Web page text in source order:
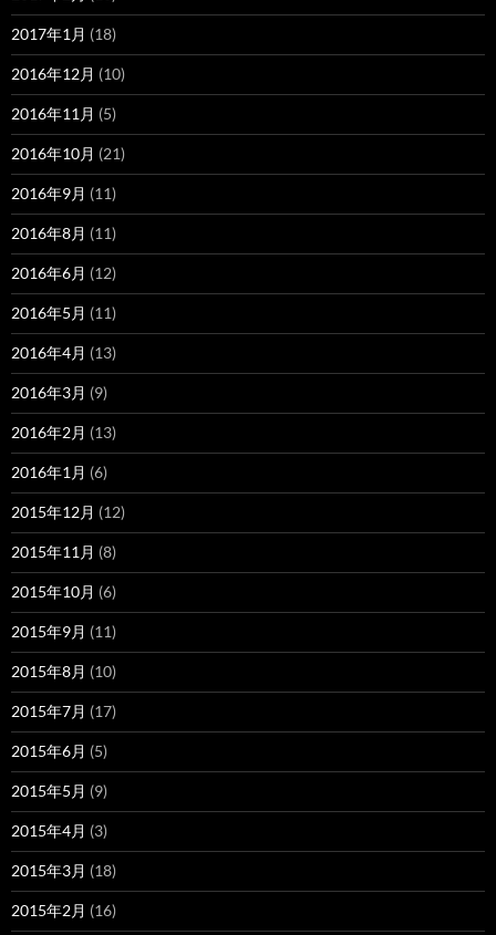
2017年1月 (18)
2016年12月 (10)
2016年11月 (5)
2016年10月 (21)
2016年9月 (11)
2016年8月 (11)
2016年6月 (12)
2016年5月 (11)
2016年4月 (13)
2016年3月 (9)
2016年2月 (13)
2016年1月 (6)
2015年12月 (12)
2015年11月 (8)
2015年10月 (6)
2015年9月 (11)
2015年8月 (10)
2015年7月 (17)
2015年6月 (5)
2015年5月 (9)
2015年4月 (3)
2015年3月 (18)
2015年2月 (16)